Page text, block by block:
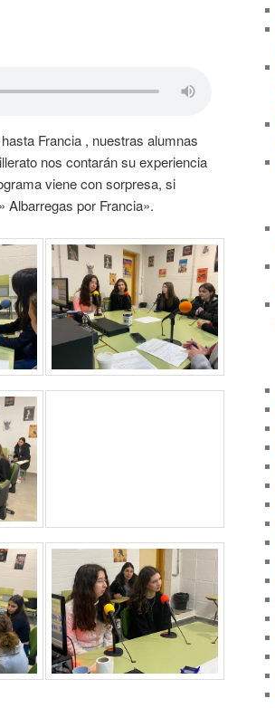
Francia , nuestras alumnas
nos contarán su experiencia
viene con sorpresa, si
Albarregas por Francia».